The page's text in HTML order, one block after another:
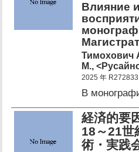
Влияние
Тимохович
М.,
2025 年 R272833
В
経済的要
18～21
術・実践